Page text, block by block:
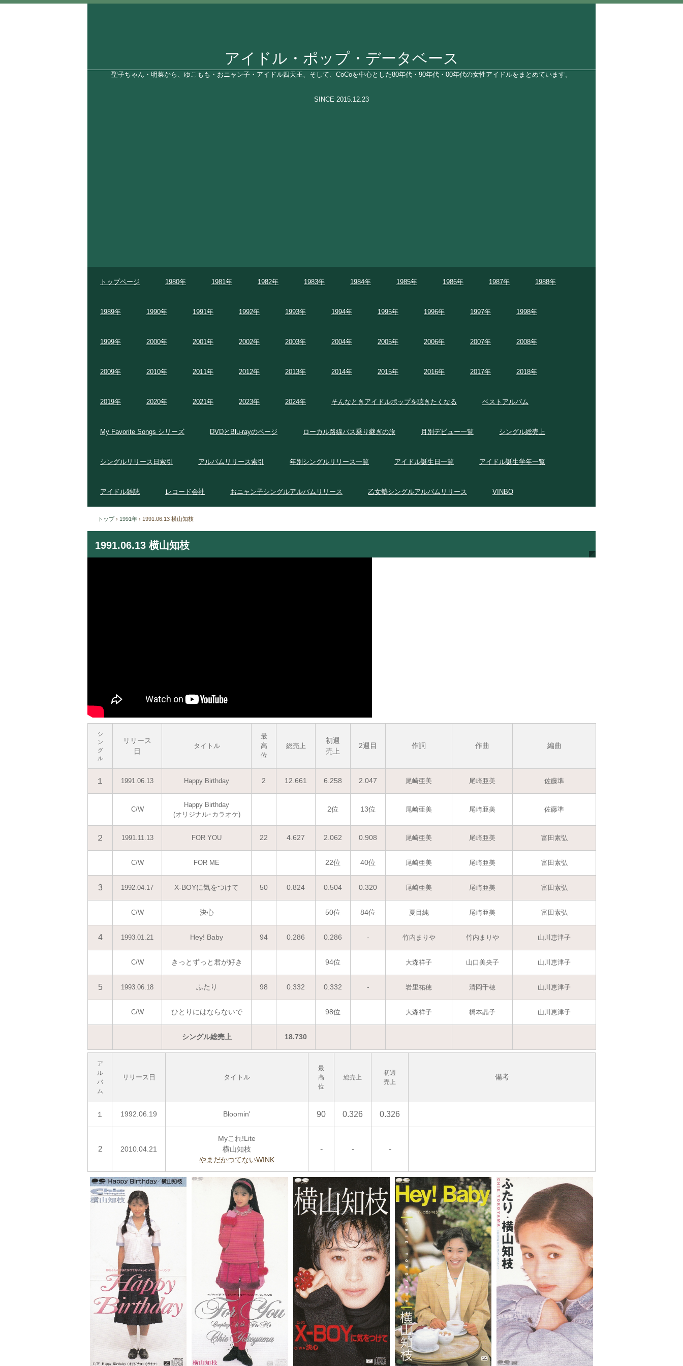
アイドル・ポップ・データベース
聖子ちゃん・明菜から、ゆこもも・おニャン子・アイドル四天王、そして、CoCoを中心とした80年代・90年代・00年代の女性アイドルをまとめています。
SINCE 2015.12.23
トップページ 1980年 1981年 1982年 1983年 1984年 1985年 1986年 1987年 1988年
1989年 1990年 1991年 1992年 1993年 1994年 1995年 1996年 1997年 1998年
1999年 2000年 2001年 2002年 2003年 2004年 2005年 2006年 2007年 2008年
2009年 2010年 2011年 2012年 2013年 2014年 2015年 2016年 2017年 2018年
2019年 2020年 2021年 2023年 2024年 そんなときアイドルポップを聴きたくなる ベストアルバム
My Favorite Songs シリーズ DVDとBlu-rayのページ ローカル路線バス乗り継ぎの旅 月別デビュー一覧 シングル総売上
シングルリリース日索引 アルバムリリース索引 年別シングルリリース一覧 アイドル誕生日一覧 アイドル誕生学年一覧
アイドル雑誌 レコード会社 おニャン子シングルアルバムリリース 乙女塾シングルアルバムリリース VINBO
トップ › 1991年 › 1991.06.13 横山知枝
1991.06.13 横山知枝
シ
ン
グ
ル
リリース
日
タイトル
最
高
位
総売上
初週
売上
2週目 作詞 作曲 編曲
１ 1991.06.13 Happy Birthday 2 12.661 6.258 2.047 尾崎亜美 尾崎亜美 佐藤準
C/W
Happy Birthday
(オリジナル･カラオケ)
2位 13位 尾崎亜美 尾崎亜美 佐藤準
２ 1991.11.13 FOR YOU 22 4.627 2.062 0.908 尾崎亜美 尾崎亜美 富田素弘
C/W FOR ME 22位 40位 尾崎亜美 尾崎亜美 富田素弘
3 1992.04.17 X-BOYに気をつけて 50 0.824 0.504 0.320 尾崎亜美 尾崎亜美 富田素弘
C/W 決心 50位 84位 夏目純 尾崎亜美 富田素弘
4 1993.01.21 Hey! Baby 94 0.286 0.286 - 竹内まりや 竹内まりや 山川恵津子
C/W きっとずっと君が好き 94位 大森祥子 山口美央子 山川恵津子
5 1993.06.18 ふたり 98 0.332 0.332 - 岩里祐穂 清岡千穂 山川恵津子
C/W ひとりにはならないで 98位 大森祥子 橋本晶子 山川恵津子
シングル総売上 18.730
ア
ル
バ
ム
リリース日 タイトル
最
高
位
総売上
初週
売上
備考
１ 1992.06.19 Bloomin' 90 0.326 0.326
2 2010.04.21
Myこれ!Lite
横山知枝
やまだかつてないWINK
- - -